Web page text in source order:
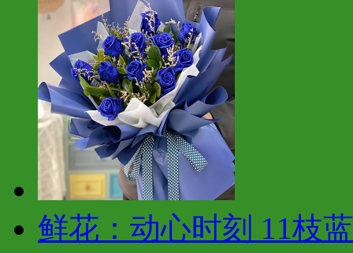
鲜花：动心时刻 11枝